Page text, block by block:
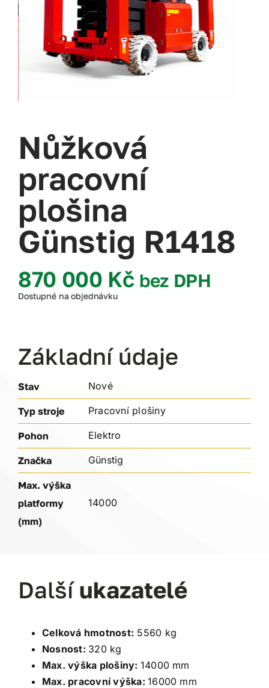
Nůžková
pracovní
plošina
Günstig R1418
870 000 Kč bez DPH
Dostupné na objednávku
Základní údaje
Stav Nové
Typ stroje Pracovní plošiny
Pohon Elektro
Značka Günstig
Max. výška
platformy
(mm)
14000
Další ukazatelé
Celková hmotnost: 5560 kg
Nosnost: 320 kg
Max. výška plošiny: 14000 mm
Max. pracovní výška:16000 mm